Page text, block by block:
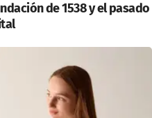
de 1538 y el pasado